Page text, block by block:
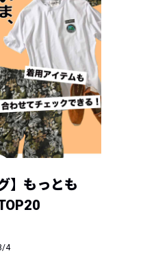
】もっとも
4